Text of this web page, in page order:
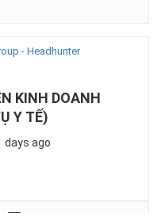
- Headhunter
KINH DOANH
Y TẾ)
days ago